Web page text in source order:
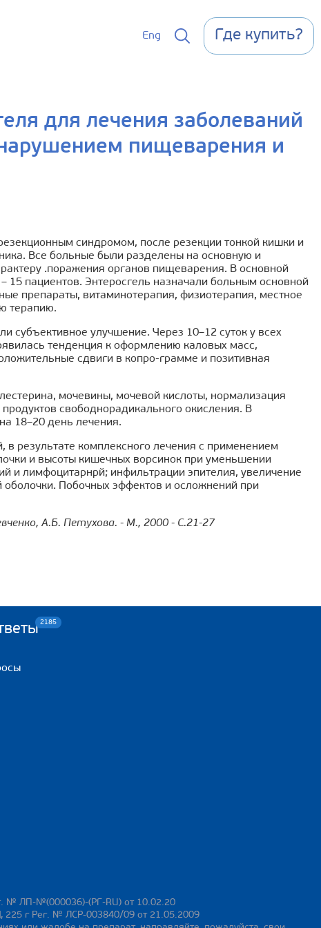
Eng Где купить?
для лечения заболеваний
пищеварения и
синдромом, после резекции тонкой кишки и
Все больные были разделены на основную и
.поражения органов пищеварения. В основной
15 пациентов. Энтеросгель назначали больным основной
препараты, витаминотерапия, физиотерапия, местное
терапию.
субъективное улучшение. Через 10–12 суток у всех
тенденция к оформлению каловых масс,
сдвиги в копро-грамме и позитивная
мочевины, мочевой кислоты, нормализация
свободнорадикального окисления. В
18–20 день лечения.
результате комплексного лечения с применением
и высоты кишечных ворсинок при уменьшении
и лимфоцитарнрй; инфильтрации эпителия, увеличение
оболочки. Побочных эффектов и осложнений при
А.Б. Петухова. - М., 2000 - С.21-27
2185
№ ЛП-№(000036)-(РГ-RU) от 10.02.20
225 г Рег. № ЛСР-003840/09 от 21.05.2009